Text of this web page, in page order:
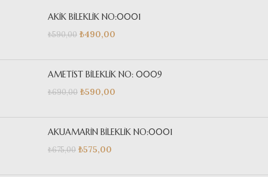
AKİK BİLEKLİK NO:0001
₺590,00 ₺490,00
AMETİST BİLEKLİK NO: 0009
₺690,00 ₺590,00
AKUAMARİN BİLEKLİK NO:0001
₺675,00 ₺575,00